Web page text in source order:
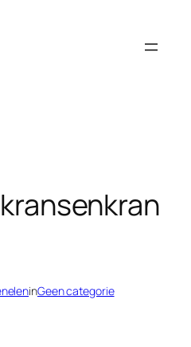
inGeen categorie